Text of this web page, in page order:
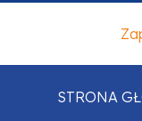
STRONA